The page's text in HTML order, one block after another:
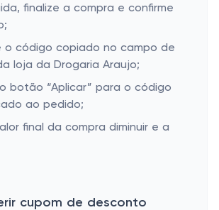
finalize a compra e confirme
o código copiado no campo de
loja da Drogaria Araujo;
botão “Aplicar” para o código
ao pedido;
final da compra diminuir e a
cupom de desconto